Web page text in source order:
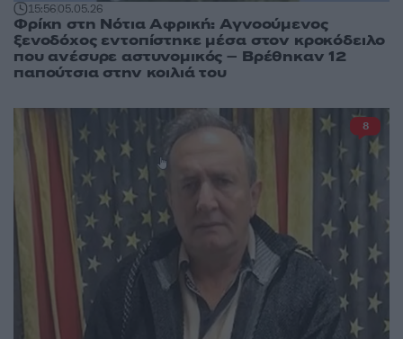
15:5605.05.26
Φρίκη στη Νότια Αφρική: Αγνοούμενος
ξενοδόχος εντοπίστηκε μέσα στον κροκόδειλο
που ανέσυρε αστυνομικός – Βρέθηκαν 12
παπούτσια στην κοιλιά του
8